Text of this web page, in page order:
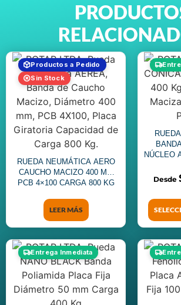
Productos a Pedido
Sin Stock
RUEDA NEUMÁTICA AERO
CAUCHO MACIZO 400 MM
PCB 4×100 CARGA 800 KG
LEER MÁS
NÚCLEO
Entrega Inmediata